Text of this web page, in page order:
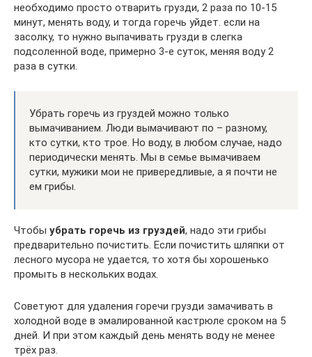
необходимо просто отварить грузди, 2 раза по 10-15
минут, менять воду, и тогда горечь уйдет. если на
засолку, то нужно выпачивать грузди в слегка
подсоленной воде, примерно 3-е суток, меняя воду 2
раза в сутки.
Убрать горечь из груздей можно только
вымачиванием. Люди вымачивают по – разному,
кто сутки, кто трое. Но воду, в любом случае, надо
периодически менять. Мы в семье вымачиваем
сутки, мужики мои не привередливые, а я почти не
ем грибы.
Чтобы убрать горечь из груздей, надо эти грибы
предварительно почистить. Если почистить шляпки от
лесного мусора не удается, то хотя бы хорошенько
промыть в нескольких водах.
Советуют для удаления горечи грузди замачивать в
холодной воде в эмалированной кастрюле сроком на 5
дней. И при этом каждый день менять воду не менее
трёх раз.